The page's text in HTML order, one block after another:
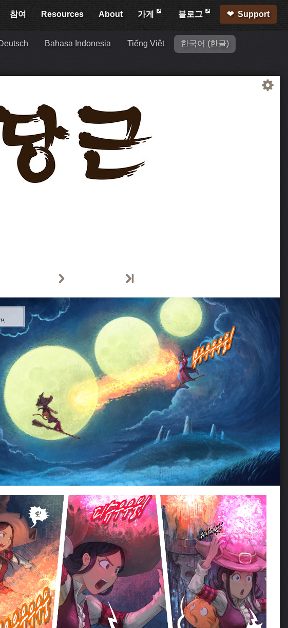
참여 Resources About 가게 블로그 Support
Bahasa Indonesia Tiếng Việt 한국어 (한글)